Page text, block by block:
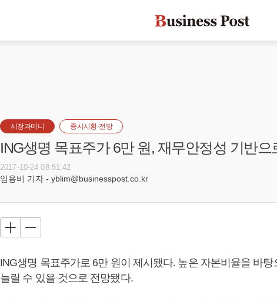
시장과머니 증시시황·전망
ING생명 목표주가 6만 원, 재무안정성 기반
2017-10-24 08:51:42
임용비 기자 - yblim@businesspost.co.kr
ING생명 목표주가로 6만 원이 제시됐다. 높은 자본비율을 바
늘릴 수 있을 것으로 전망됐다.